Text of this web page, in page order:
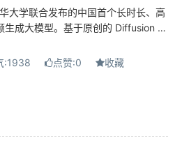
大学联合发布的中国首个长时长、高
生成大模型。基于原创的 Diffusion 与
1080P 的高清视频...
:1938 点赞:0 收藏